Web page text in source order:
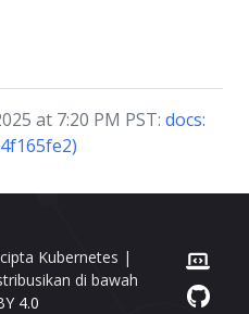
at 7:20 PM PST: docs:
Kubernetes |
di bawah
4.0